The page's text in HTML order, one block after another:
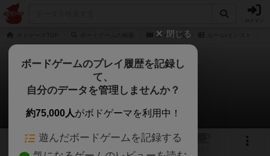
ダイヤの箱
ダイヤの箱
あんちっくさんのルール/インスト
6 2 1
閉じる
ボードゲームのプレイ履歴を記録し
て、
自分のデータを管理しませんか？
約75,000人がボドゲーマを利用中！
遊んだボードゲームを記録する